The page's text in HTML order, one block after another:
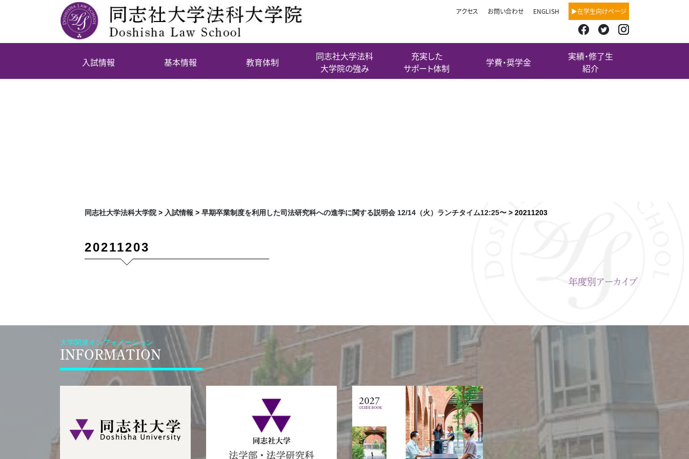
アクセス お問い合わせ ENGLISH ▶在学生向けページ
入試情報 基本情報 教育体制
同志社大学法科
大学院の強み
充実した
サポート体制
学費・奨学金
実績・修了生
紹介
同志社大学法科大学院> 入試情報 > 早期卒業制度を利用した司法研究科への進学に関する説明会 12/14（火）ランチタイム12:25〜> 20211203
20211203
年度別アーカイブ
大学関連インフォメーション
INFORMATION